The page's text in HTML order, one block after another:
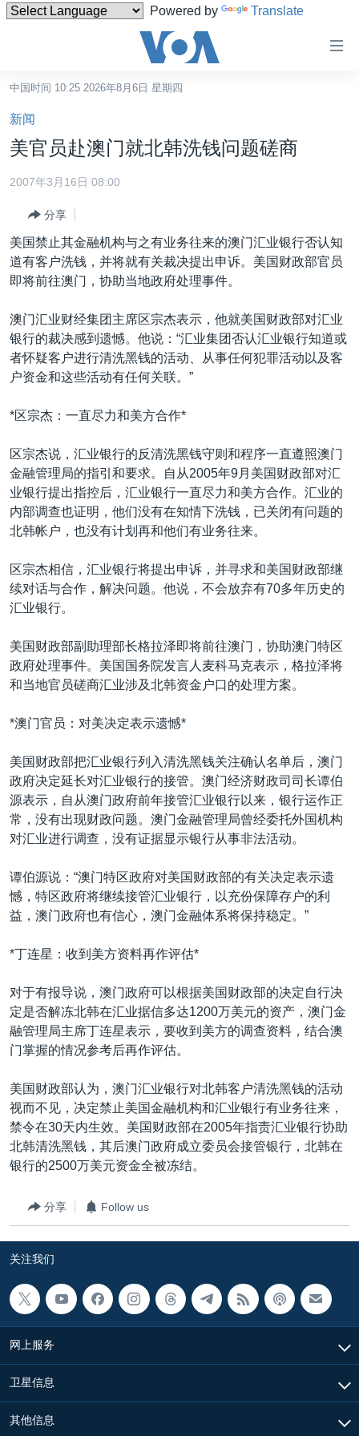
Powered by Translate
碍
链
接
跳
转
容
跳
转
导
航
检
港澳
国际
最新国际新闻
中东
欧洲
美洲
全球议题
分类新闻
人权·法律·宗教
科教·文娱·体健
劳工
环境
热点专题
白宫要闻
美中关系
美国建国250周年
埃博拉疫情
美国之音专访
重要讲话与声明
台海两岸关系
南中国海争端
关注新疆
GEN Z 看美国
VOA视频
中文广播
关注我们
其他语言网站
中国时间 10:25 2026年8月6日 星期四
新闻
美官员赴澳门就北韩洗钱问题磋商
2007年3月16日 08:00
分享
美国禁止其金融机构与之有业务往来的澳门汇业银行否认知
道有客户洗钱，并将就有关裁决提出申诉。美国财政部官员
即将前往澳门，协助当地政府处理事件。
澳门汇业财经集团主席区宗杰表示，他就美国财政部对汇业
银行的裁决感到遗憾。他说：“汇业集团否认汇业银行知道或
者怀疑客户进行清洗黑钱的活动、从事任何犯罪活动以及客
户资金和这些活动有任何关联。”
*区宗杰：一直尽力和美方合作*
区宗杰说，汇业银行的反清洗黑钱守则和程序一直遵照澳门
金融管理局的指引和要求。自从2005年9月美国财政部对汇
业银行提出指控后，汇业银行一直尽力和美方合作。汇业的
内部调查也证明，他们没有在知情下洗钱，已关闭有问题的
北韩帐户，也没有计划再和他们有业务往来。
区宗杰相信，汇业银行将提出申诉，并寻求和美国财政部继
续对话与合作，解决问题。他说，不会放弃有70多年历史的
汇业银行。
美国财政部副助理部长格拉泽即将前往澳门，协助澳门特区
政府处理事件。美国国务院发言人麦科马克表示，格拉泽将
和当地官员磋商汇业涉及北韩资金户口的处理方案。
*澳门官员：对美决定表示遗憾*
美国财政部把汇业银行列入清洗黑钱关注确认名单后，澳门
政府决定延长对汇业银行的接管。澳门经济财政司司长谭伯
源表示，自从澳门政府前年接管汇业银行以来，银行运作正
常，没有出现财政问题。澳门金融管理局曾经委托外国机构
对汇业进行调查，没有证据显示银行从事非法活动。
谭伯源说：“澳门特区政府对美国财政部的有关决定表示遗
憾，特区政府将继续接管汇业银行，以充份保障存户的利
益，澳门政府也有信心，澳门金融体系将保持稳定。”
*丁连星：收到美方资料再作评估*
对于有报导说，澳门政府可以根据美国财政部的决定自行决
定是否解冻北韩在汇业据信多达1200万美元的资产，澳门金
融管理局主席丁连星表示，要收到美方的调查资料，结合澳
门掌握的情况参考后再作评估。
美国财政部认为，澳门汇业银行对北韩客户清洗黑钱的活动
视而不见，决定禁止美国金融机构和汇业银行有业务往来，
禁令在30天内生效。美国财政部在2005年指责汇业银行协助
北韩清洗黑钱，其后澳门政府成立委员会接管银行，北韩在
银行的2500万美元资金全被冻结。
分享 Follow us
关注我们
网上服务
卫星信息
其他信息